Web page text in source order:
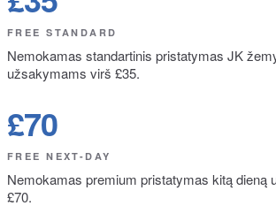
FREE STANDARD
Nemokamas standartinis pristatymas JK
užsakymams virš £35.
£70
FREE NEXT-DAY
Nemokamas premium pristatymas kitą dieną
£70.